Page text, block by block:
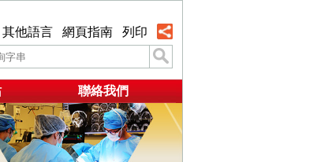
其他語言 網頁指南 列印
聯絡我們